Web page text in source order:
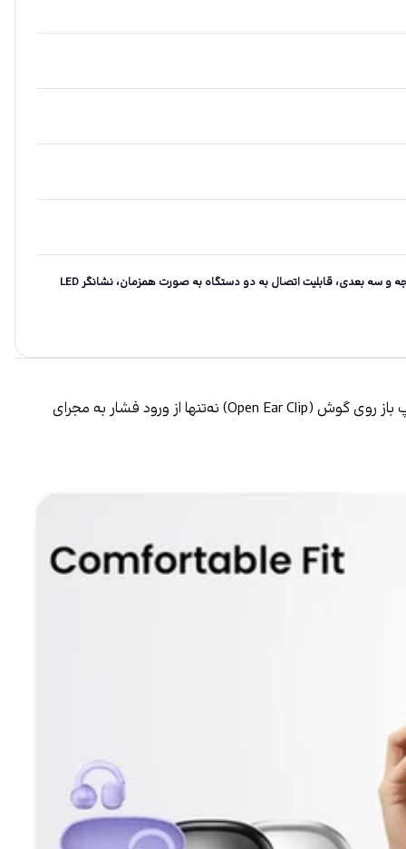
سازگار با اندروید و iOS، پخش صدای ۳۶۰ درجه و سه بعدی، قابلیت اتصال به دو دستگاه به صورت همزمان، نشانگر LED